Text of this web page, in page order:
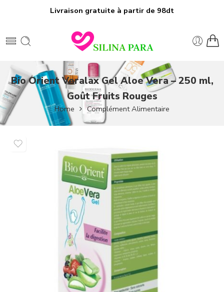
Livraison gratuite à partir de 98dt
Bio Orient Veralax Gel Aloe Vera – 250 ml,
Goût Fruits Rouges
Home Complément Alimentaire